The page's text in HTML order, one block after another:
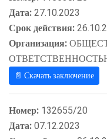
Дата:27.10.2023
Срок действия:
Организация:
📄 Скачать заключение
Номер: 132655/20
Дата:07.12.2023